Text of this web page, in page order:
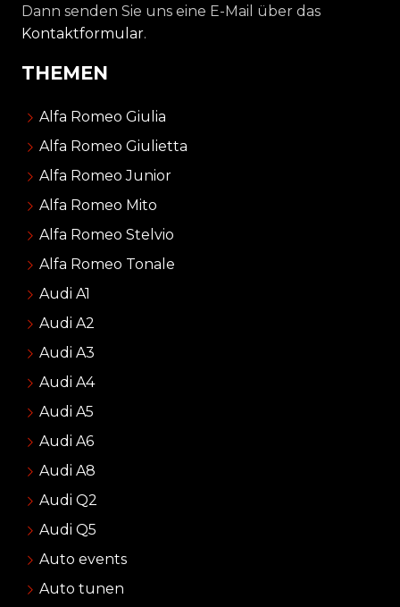
Dann senden Sie uns eine E-Mail über das
Kontaktformular.
THEMEN
Alfa Romeo Giulia
Alfa Romeo Giulietta
Alfa Romeo Junior
Alfa Romeo Mito
Alfa Romeo Stelvio
Alfa Romeo Tonale
Audi A1
Audi A2
Audi A3
Audi A4
Audi A5
Audi A6
Audi A8
Audi Q2
Audi Q5
Auto events
Auto tunen